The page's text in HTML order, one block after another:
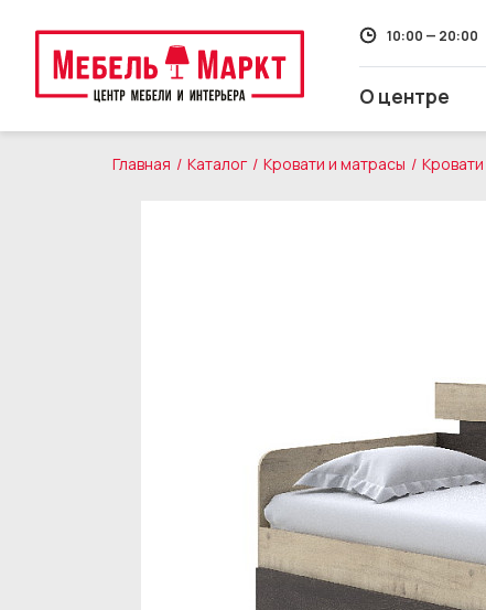
О центре
Стеллажи и полки
Товары для дома
10:00 — 20:00
Главная Каталог Кровати и матрасы Кровати